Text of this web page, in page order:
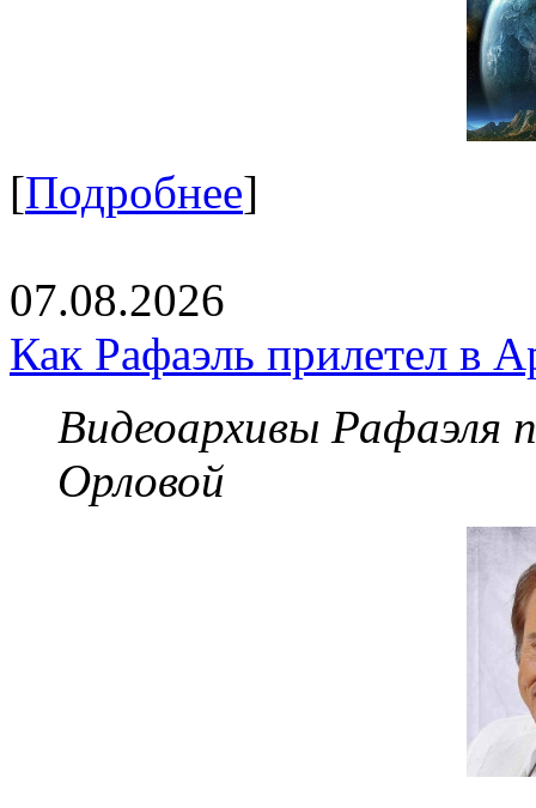
[Подробнее]
07.08.2026
Как Рафаэль прилетел в
Видеоархивы Рафаэля
Орловой